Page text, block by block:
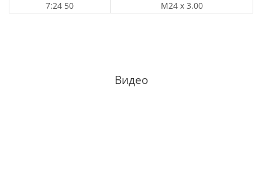
7:24 50 M24 x 3.00
Видео